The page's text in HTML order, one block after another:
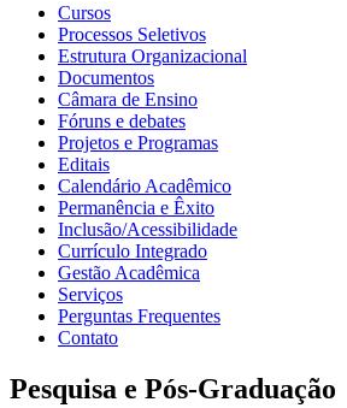
Cursos
Processos Seletivos
Estrutura Organizacional
Documentos
Câmara de Ensino
Fóruns e debates
Projetos e Programas
Editais
Calendário Acadêmico
Permanência e Êxito
Inclusão/Acessibilidade
Currículo Integrado
Gestão Acadêmica
Serviços
Perguntas Frequentes
Contato
Pesquisa e Pós-Graduação